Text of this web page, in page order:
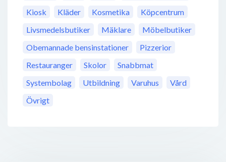
Kiosk
Kläder Kosmetika
Köpcentrum
Livsmedelsbutiker
Mäklare
Möbelbutiker
Obemannade bensinstationer
Pizzerior
Restauranger
Skolor
Snabbmat
Systembolag
Utbildning Varuhus
Vård
Övrigt